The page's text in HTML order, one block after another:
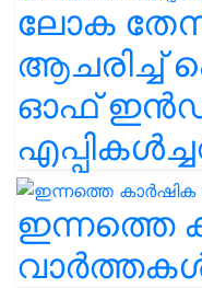
ലോക
ആചരിച്ച്
ഓഫ്
ഇന്നത്തെ